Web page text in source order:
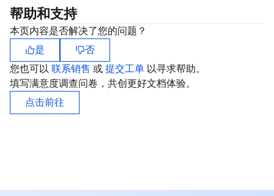
合作伙伴支持计划
帮助和支持
本页内容是否解决了您的问题？
是
否
您也可以 联系销售 或 提交工单 以寻求帮助。
填写满意度调查问卷，共创更好文档体验。
点击前往